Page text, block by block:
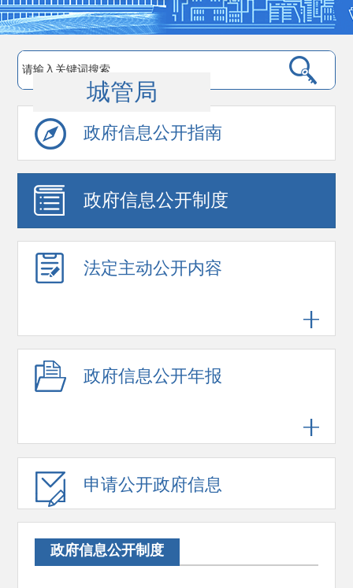
城管局
政府信息公开指南
政府信息公开制度
法定主动公开内容
政府信息公开年报
申请公开政府信息
政府信息公开制度